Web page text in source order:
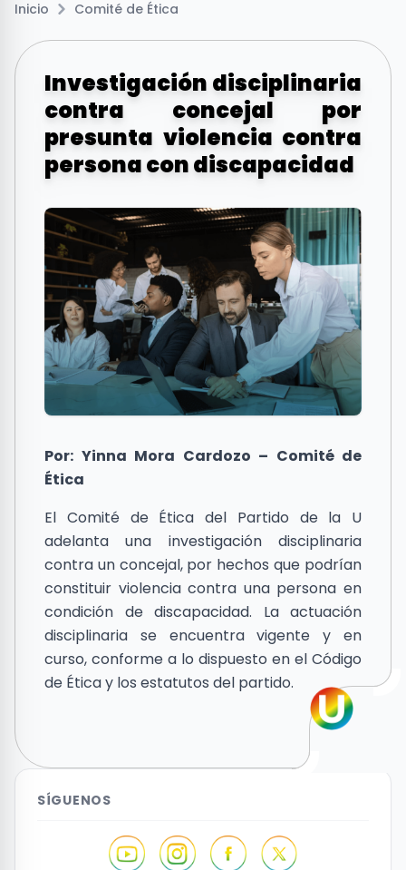
Inicio Comité de Ética
Investigación disciplinaria
contra concejal por
presunta violencia contra
persona con discapacidad
Por: Yinna Mora Cardozo – Comité de
Ética
El Comité de Ética del Partido de la U
adelanta una investigación disciplinaria
contra un concejal, por hechos que podrían
constituir violencia contra una persona en
condición de discapacidad. La actuación
disciplinaria se encuentra vigente y en
curso, conforme a lo dispuesto en el Código
de Ética y los estatutos del partido.
SÍGUENOS